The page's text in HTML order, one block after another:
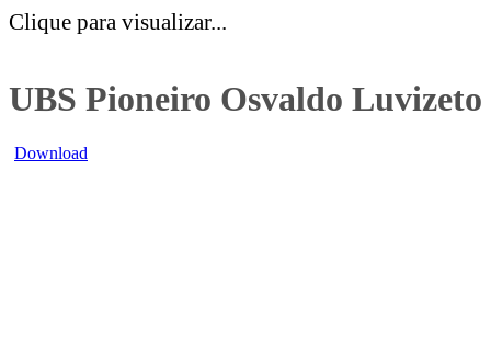
Clique para visualizar...
UBS Pioneiro Osvaldo
Download